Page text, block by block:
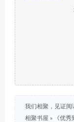
我们相聚，见证阅
相聚书屋 » 《优